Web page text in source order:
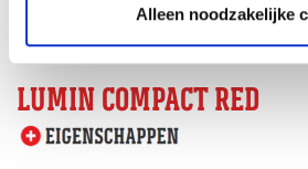
Alleen noodzakelijke
LUMIN COMPACT RED